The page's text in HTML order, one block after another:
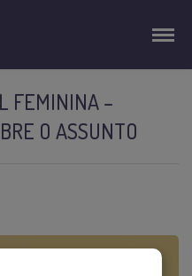
FEMININA –
O ASSUNTO